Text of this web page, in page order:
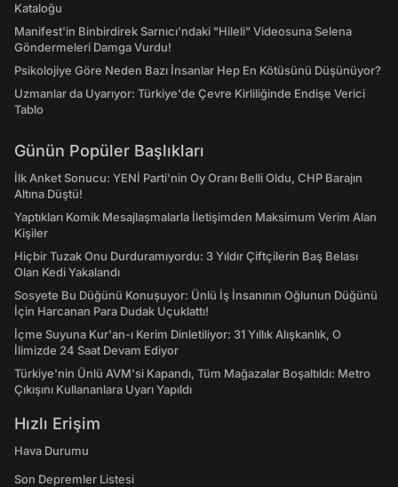
Kataloğu
Manifest'in Binbirdirek Sarnıcı'ndaki "Hileli" Videosuna Selena
Göndermeleri Damga Vurdu!
Psikolojiye Göre Neden Bazı İnsanlar Hep En Kötüsünü Düşünüyor?
Uzmanlar da Uyarıyor: Türkiye'de Çevre Kirliliğinde Endişe Verici
Tablo
Günün Popüler Başlıkları
İlk Anket Sonucu: YENİ Parti'nin Oy Oranı Belli Oldu, CHP Barajın
Altına Düştü!
Yaptıkları Komik Mesajlaşmalarla İletişimden Maksimum Verim Alan
Kişiler
Hiçbir Tuzak Onu Durduramıyordu: 3 Yıldır Çiftçilerin Baş Belası
Olan Kedi Yakalandı
Sosyete Bu Düğünü Konuşuyor: Ünlü İş İnsanının Oğlunun Düğünü
İçin Harcanan Para Dudak Uçuklattı!
İçme Suyuna Kur'an-ı Kerim Dinletiliyor: 31 Yıllık Alışkanlık, O
İlimizde 24 Saat Devam Ediyor
Türkiye'nin Ünlü AVM'si Kapandı, Tüm Mağazalar Boşaltıldı: Metro
Çıkışını Kullananlara Uyarı Yapıldı
Hızlı Erişim
Hava Durumu
Son Depremler Listesi